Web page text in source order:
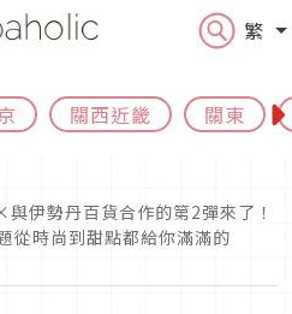
繁
關西近畿 關東
伊勢丹百貨合作的第2彈來了！
從時尚到甜點都給你滿滿的